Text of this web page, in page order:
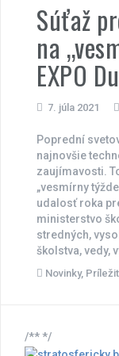
Súťaž
na
EXPO
7. júla 2021
Poprední
najnovšie
zaujímavosti.
„vesmírny
udalosť roka
ministerstvo
stredných,
školstva, vedy,
Novinky,
/** */